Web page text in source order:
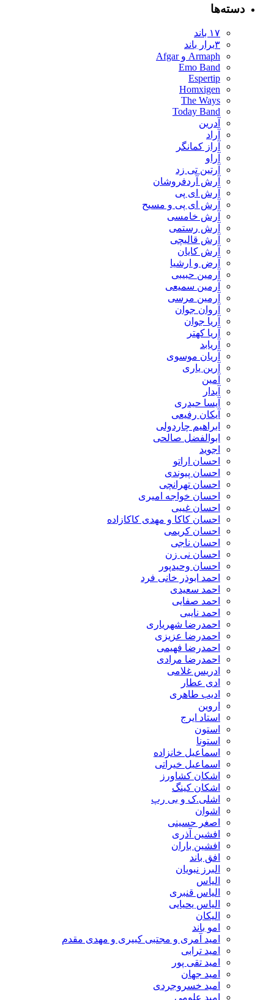
دسته‌ها
۱۷ باند
۳برار باند
Armaph و Afgar
Emo Band
Espertip
Homxigen
The Ways
Today Band
آدرین
آراد
آراز کمانگر
آراو
آرتین تی زد
آرش آردفروشان
آرش ای پی
آرش ای پی و مسیح
آرش خامسی
آرش رستمی
آرش قالیچی
آرش کایان
​آرض و ارشیا
آرمین حبیبی
آرمین سمیعی
آرمین مرسی
آروان جوان
آریا جوان
آریا کهتر
آریابد
آریان موسوی
آرین یاری
آمین
آیدار
آیسا حیدری
آیکان رفیعی
ابراهیم چاردولی
ابوالفضل صالحی
اجوید
احسان اراتو
احسان پیوندی
احسان تهرانچی
احسان خواجه امیری
احسان غیبی
احسان کاکا و مهدی کاکازاده
احسان کریمی
احسان ناجی
احسان نی زن
احسان وحیدپور
احمد ابوذر خانی فرد
احمد سعیدی
احمد صفایی
احمد نایبی
احمدرضا شهریاری
احمدرضا عزیزی
احمدرضا فهیمی
احمدرضا مرادی
ادریس غلامی
ادی عطار
ادیب طاهری
اروین
استاد ایرج
استون
استونا
اسماعیل خانزاده
اسماعیل خیراتی
اشکان کشاورز
اشکان کینگ
اشلی.ک و بی رپ
اشوان
اصغر حسینی
افشین آذری
افشین باران
افق باند
البرز نبویان
الیاس
الیاس قنبرى
الیاس یحیایی
الیکان
امو باند
امید آمری و مجتبی کبیری و مهدى مقدم
امید ترابی
امید تقی پور
امید جهان
امید خسروجردی
امید علومی